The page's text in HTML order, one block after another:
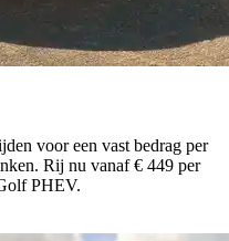
voor een vast bedrag per
Rij nu vanaf € 449 per
PHEV.